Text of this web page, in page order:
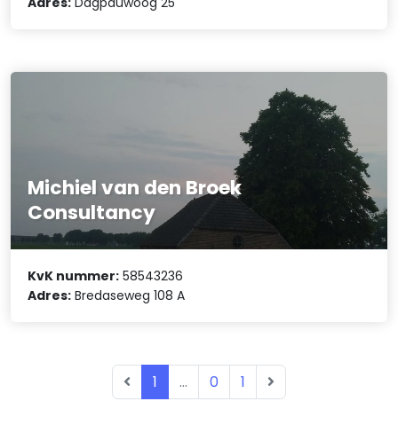
Michiel van den Broek
Consultancy
KvK nummer: 58543236
Adres: Bredaseweg 108 A
1 ... 0 1